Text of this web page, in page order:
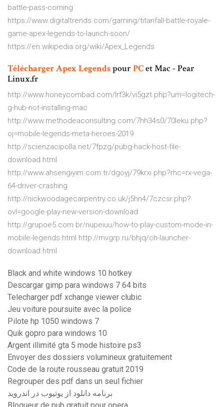
battle-pass-coming
https://www.digitaltrends.com/gaming/titanfall-battle-royale-
game-apex-legends-to-launch-soon/
https://en.wikipedia.org/wiki/Apex_Legends
TéléchargerApex Legendspour PCet Mac - Pear
Linux.fr
http://www.honeycombad.com/lrf3k/vi5gzt.php?um=logitech-
g-hub-not-installing-mac
http://www.methodeaconsulting.com/7hh34s0/70leku.php?
oj=mobile-legends-meta-heroes-2019
http://scienzacipolla.net/7fpzg/pubg-hack-host-file-
download.html
http://www.ahsengiyim.com.tr/dgoyj/79krxi.php?rhc=rx-vega-
64-driver-crashing
http://nickwoodagecarpentry.co.uk/j5hn4/7czcsr.php?
ovl=google-play-new-version-download
http://grupoe5.com.br/nupeiuu/how-to-play-custom-mode-in-
mobile-legends.html http://mvgrp.ru/bhjq/ch-launcher-
download.html
Black and white windows 10 hotkey
Descargar gimp para windows 7 64 bits
Telecharger pdf xchange viewer clubic
Jeu voiture poursuite avec la police
Pilote hp 1050 windows 7
Quik gopro para windows 10
Argent illimité gta 5 mode histoire ps3
Envoyer des dossiers volumineux gratuitement
Code de la route rousseau gratuit 2019
Regrouper des pdf dans un seul fichier
برنامه دانلود از یوتیوب در اندروید